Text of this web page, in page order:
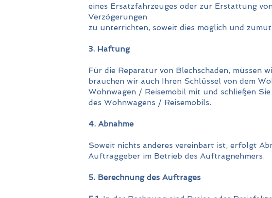
eines Ersatzfahrzeuges oder zur Erstattung
Verzögerungen
zu unterrichten, soweit dies möglich und
3. Haftung
Für die Reparatur von Blechschaden, müssen
brauchen wir auch Ihren Schlüssel von dem
Wohnwagen / Reisemobil mit und schließen
des Wohnwagens / Reisemobils.
4. Abnahme
Soweit nichts anderes vereinbart ist, erfolgt
Auftraggeber im Betrieb des Auftragnehmers.
5. Berechnung des Auftrages